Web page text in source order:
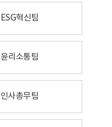
ESG혁신팀
윤리소통팀
인사총무팀